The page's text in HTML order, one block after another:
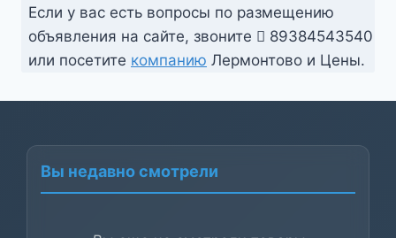
Если у вас есть вопросы по размещению
объявления на сайте, звоните
89384543540
или посетите компанию Лермонтово и Цены.
Вы недавно смотрели